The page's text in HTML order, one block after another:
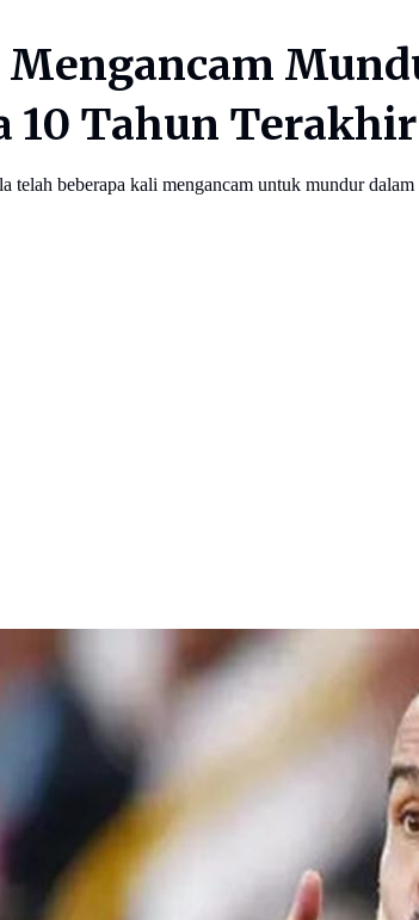
10 Tahun
beberapa kali mengancam untuk mundur dalam